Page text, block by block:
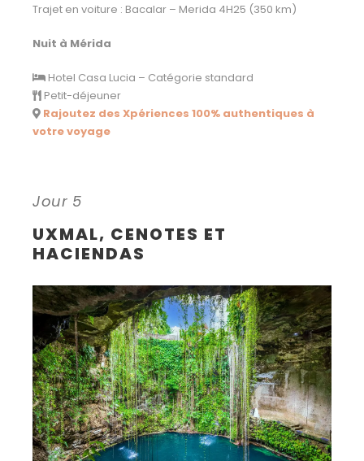
Trajet en voiture : Bacalar – Merida 4H25 (350 km)
Nuit à Mérida
Hotel Casa Lucia – Catégorie standard
Petit-déjeuner
Rajoutez des Xpériences 100% authentiques à
votre voyage
Jour 5
UXMAL, CENOTES ET
HACIENDAS